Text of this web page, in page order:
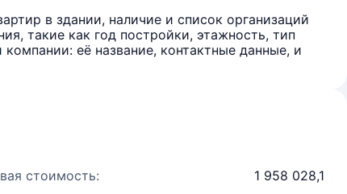
в здании, наличие и список организаций
такие как год постройки, этажность, тип
её название, контактные данные, и
стоимость: 1 958 028,1